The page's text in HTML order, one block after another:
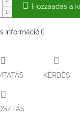
Hozzáadás a
információ
KÉRDÉS